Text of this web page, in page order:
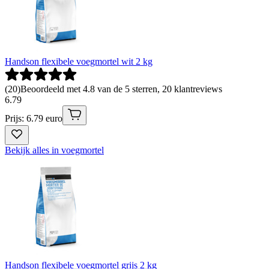
Handson flexibele voegmortel wit 2 kg
(20)Beoordeeld met 4.8 van de 5 sterren, 20 klantreviews
6.79
Prijs: 6.79 euro
Bekijk alles in voegmortel
Handson flexibele voegmortel grijs 2 kg